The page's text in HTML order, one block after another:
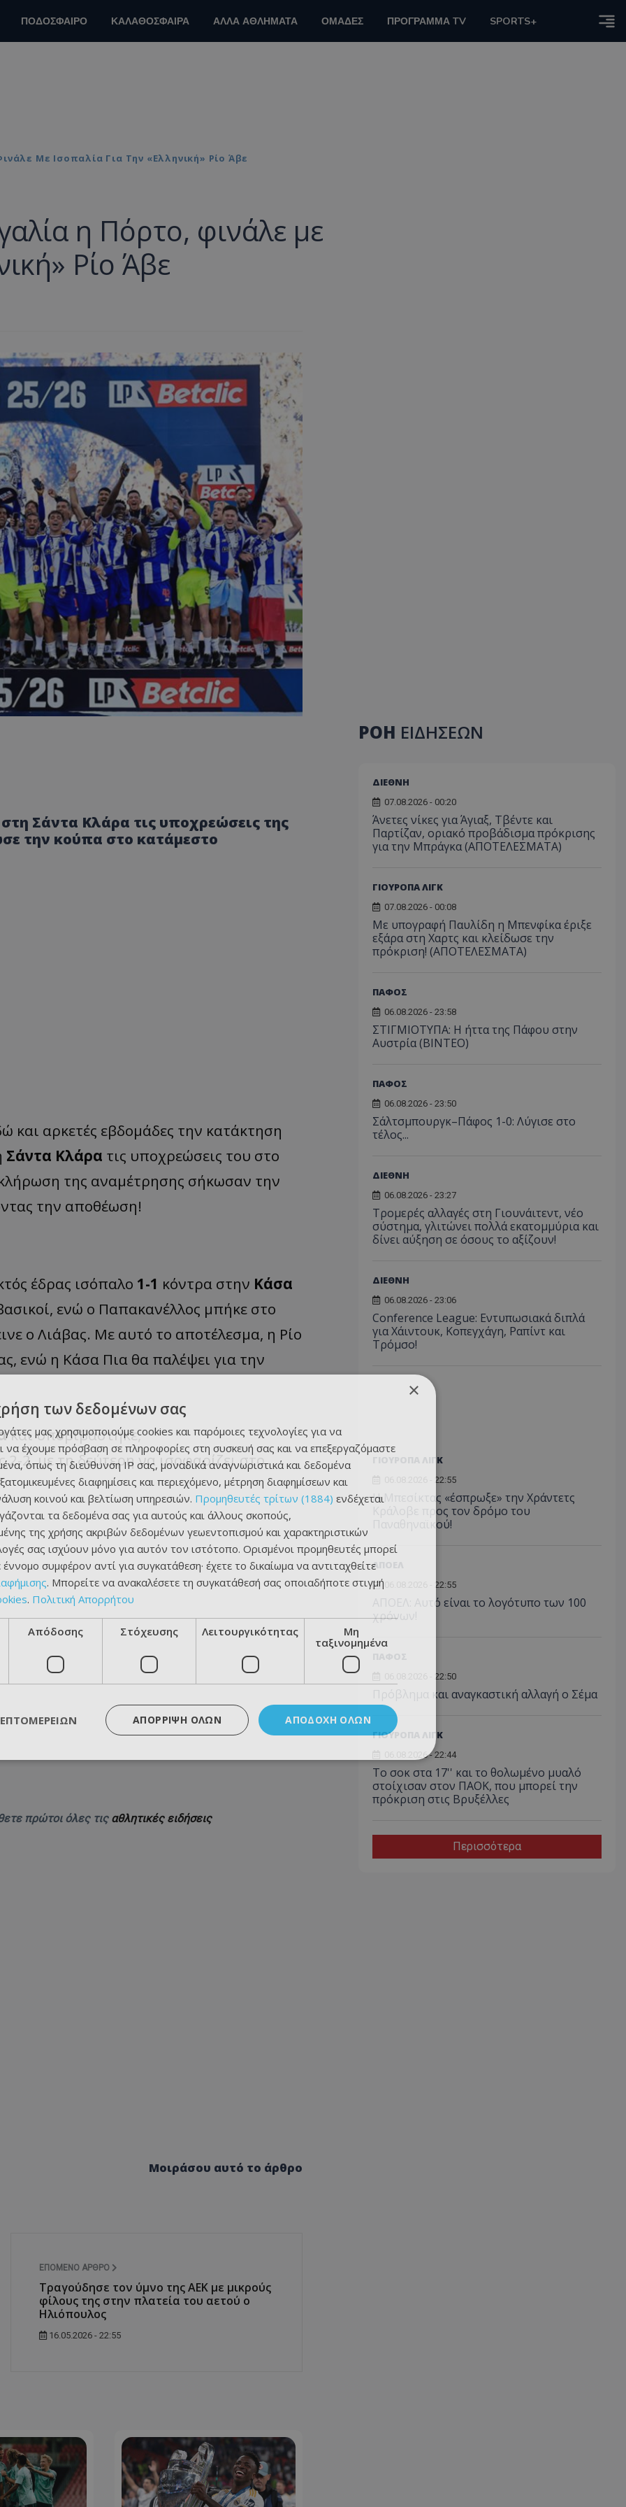
ΠΟΔΟΣΦΑΙΡΟ ΚΑΛΑΘΟΣΦΑΙΡΑ ΑΛΛΑ ΑΘΛΗΜΑΤΑ ΟΜΑΔΕΣ ΠΡΟΓΡΑΜΜΑ TV SPORTS+
Με Ισοπαλία Για Την «ελληνική» Ρίο Άβε
η Πόρτο, φινάλε με
Ρίο Άβε
Σάντα Κλάρα τις υποχρεώσεις της
την κούπα στο κατάμεστο
και αρκετές εβδομάδες την κατάκτηση
Σάντα Κλάρα τις υποχρεώσεις του στο
της αναμέτρησης σήκωσαν την
την αποθέωση!
έδρας ισόπαλο 1-1 κόντρα στην Κάσα
ενώ ο Παπακανέλλος μπήκε στο
ο Λιάβας. Με αυτό το αποτέλεσμα, η Ρίο
ενώ η Κάσα Πια θα παλέψει για την
και υποβιβάστηκε,
2-2, με τη δεύτερη να ισοφαρίζει στο
πρώτοι όλες τις αθλητικές ειδήσεις
Μοιράσου αυτό το άρθρο
ΕΠΌΜΕΝΟ ΆΡΘΡΟ
Τραγούδησε τον ύμνο της ΑΕΚ με μικρούς
φίλους της στην πλατεία του αετού ο
Ηλιόπουλος
16.05.2026 - 22:55
ΡΟΗ ΕΙΔΗΣΕΩΝ
ΔΙΕΘΝΗ
07.08.2026 - 00:20
Άνετες νίκες για Άγιαξ, Τβέντε και
Παρτίζαν, οριακό προβάδισμα πρόκρισης
για την Μπράγκα (ΑΠΟΤΕΛΕΣΜΑΤΑ)
ΓΙΟΥΡΟΠΑ ΛΙΓΚ
07.08.2026 - 00:08
Με υπογραφή Παυλίδη η Μπενφίκα έριξε
εξάρα στη Χαρτς και κλείδωσε την
πρόκριση! (ΑΠΟΤΕΛΕΣΜΑΤΑ)
ΠΑΦΟΣ
06.08.2026 - 23:58
ΣΤΙΓΜΙΟΤΥΠΑ: Η ήττα της Πάφου στην
Αυστρία (ΒΙΝΤΕΟ)
ΠΑΦΟΣ
06.08.2026 - 23:50
Σάλτσμπουργκ–Πάφος 1-0: Λύγισε στο
τέλος...
ΔΙΕΘΝΗ
06.08.2026 - 23:27
Τρομερές αλλαγές στη Γιουνάιτεντ, νέο
σύστημα, γλιτώνει πολλά εκατομμύρια και
δίνει αύξηση σε όσους το αξίζουν!
ΔΙΕΘΝΗ
06.08.2026 - 23:06
Conference League: Εντυπωσιακά διπλά
για Χάιντουκ, Κοπεγχάγη, Ραπίντ και
Τρόμσο!
ΓΙΟΥΡΟΠΑ ΛΙΓΚ
06.08.2026 - 22:55
Η Μπεσίκτας «έσπρωξε» την Χράντετς
Κράλοβε προς τον δρόμο του
Παναθηναϊκού!
ΑΠΟΕΛ
06.08.2026 - 22:55
ΑΠΟΕΛ: Αυτό είναι το λογότυπο των 100
χρόνων!
06.08.2026 - 22:50
Πρόβλημα και αναγκαστική αλλαγή ο Σέμα
ΓΙΟΥΡΟΠΑ ΛΙΓΚ
06.08.2026 - 22:44
Το σοκ στα 17'' και το θολωμένο μυαλό
στοίχισαν στον ΠΑΟΚ, που μπορεί την
πρόκριση στις Βρυξέλλες
Περισσότερα
×
των δεδομένων σας
μας χρησιμοποιούμε cookies και παρόμοιες τεχνολογίες για να
να έχουμε πρόσβαση σε πληροφορίες στη συσκευή σας και να επεξεργαζόμαστε
όπως τη διεύθυνση IP σας, μοναδικά αναγνωριστικά και δεδομένα
διαφημίσεις και περιεχόμενο, μέτρηση διαφημίσεων και
κοινού και βελτίωση υπηρεσιών. Προμηθευτές τρίτων (1884) ενδέχεται
τα δεδομένα σας για αυτούς και άλλους σκοπούς,
της χρήσης ακριβών δεδομένων γεωεντοπισμού και χαρακτηριστικών
σας ισχύουν μόνο για αυτόν τον ιστότοπο. Ορισμένοι προμηθευτές μπορεί
συμφέρον αντί για συγκατάθεση· έχετε το δικαίωμα να αντιταχθείτε
. Μπορείτε να ανακαλέσετε τη συγκατάθεσή σας οποιαδήποτε στιγμή
. Πολιτική Απορρήτου
Απόδοσης Στόχευσης Λειτουργικότητας
Μη
ταξινομημένα
ΑΠΟΔΟΧΉ ΌΛΩΝ
ΑΠΌΡΡΙΨΗ ΌΛΩΝ